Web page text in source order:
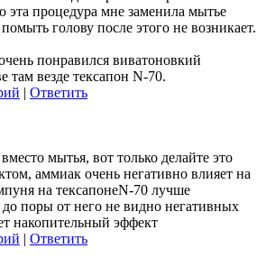
эта процедура мне заменила мытье
голову после этого не возникает.
понравился виватоновкий
там везде тексапон N-70.
Ответить
мытья, вот только делайте это
аммиак очень негативно влияет на
на тексапонеN-70 лучше
до поры от него не видно негативных
накопительный эффект
Ответить